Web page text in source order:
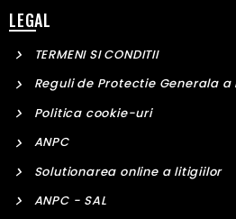
LEGAL
TERMENI SI CONDITII
Reguli de Protectie Generala a
Politica cookie-uri
ANPC
Solutionarea online a litigiilor
ANPC - SAL